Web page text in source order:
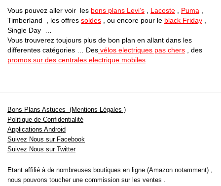
Vous pouvez aller voir les bons plans Levi’s , Lacoste , Puma ,
Timberland , les offres soldes , ou encore pour le black Friday ,
Single Day …
Vous trouverez toujours plus de bon plan en allant dans les
differentes catégories … Des vélos electriques pas chers , des
promos sur des centrales electrique mobiles
Bons Plans Astuces (Mentions Légales )
Politique de Confidentialité
Applications Android
Suivez Nous sur Facebook
Suivez Nous sur Twitter
Etant affilié à de nombreuses boutiques en ligne (Amazon notamment) ,
nous pouvons toucher une commission sur les ventes .